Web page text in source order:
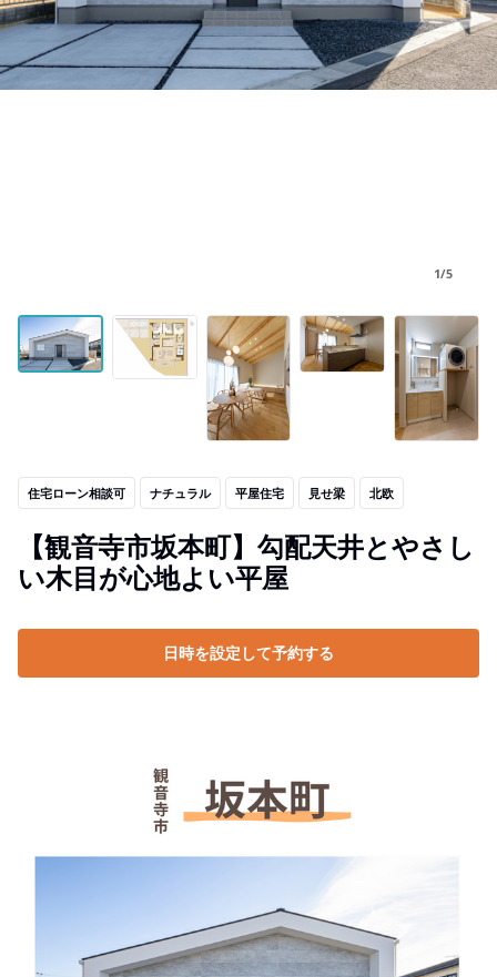
1/5
住宅ローン相談可 ナチュラル 平屋住宅 見せ梁 北欧
【観音寺市坂本町】勾配天井とやさし
い木目が心地よい平屋
日時を設定して予約する